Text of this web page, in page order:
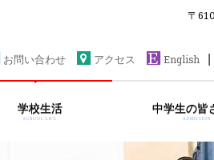
〒
|
English
アクセス
お問い合わせ
学校生活
SCHOOL LIFE
中学生の皆
ADMISSION